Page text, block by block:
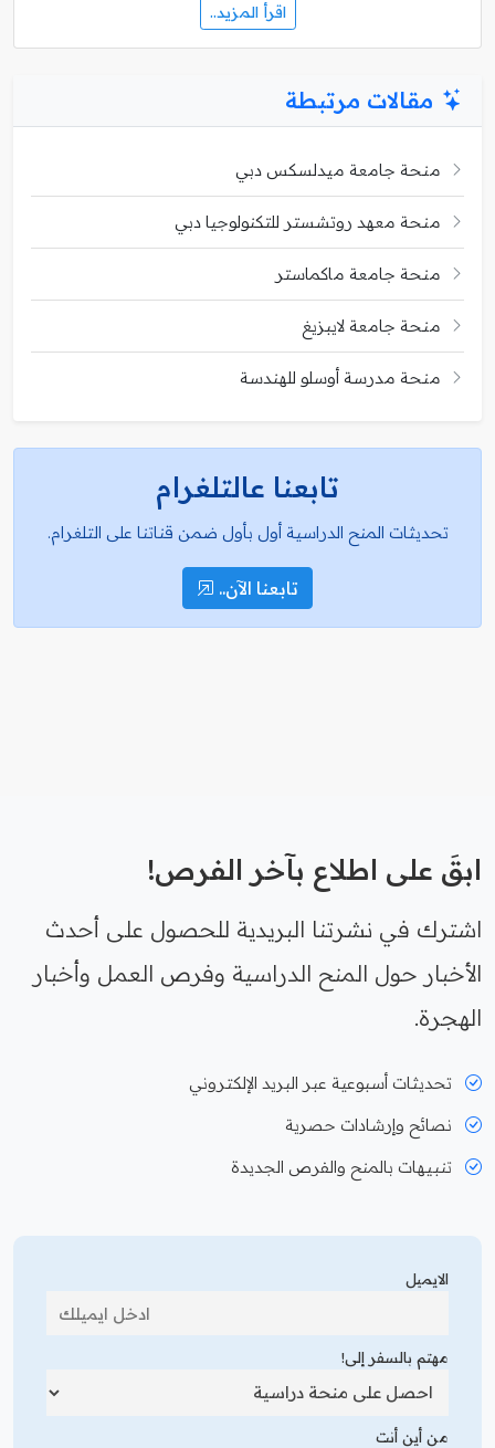
اقرأ المزيد..
مقالات مرتبطة
منحة جامعة ميدلسكس دبي
منحة معهد روتشستر للتكنولوجيا دبي
منحة جامعة ماكماستر
منحة جامعة لايبزيغ
منحة مدرسة أوسلو للهندسة
تابعنا عالتلغرام
تحديثات المنح الدراسية أول بأول ضمن قناتنا على التلغرام.
تابعنا الآن..
ابقَ على اطلاع بآخر الفرص!
اشترك في نشرتنا البريدية للحصول على أحدث
الأخبار حول المنح الدراسية وفرص العمل وأخبار
الهجرة.
تحديثات أسبوعية عبر البريد الإلكتروني
نصائح وإرشادات حصرية
تنبيهات بالمنح والفرص الجديدة
الايميل
مهتم بالسفر إلى!
من أين أنت